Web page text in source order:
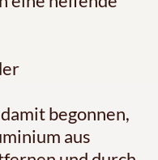
begonnen,
aus